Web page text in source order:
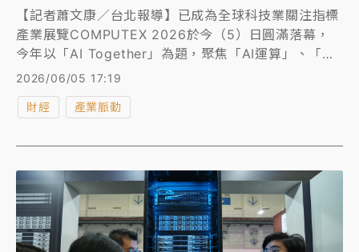
【記者蕭文康／台北報導】已成為全球科技業關注指標
產業展覽COMPUTEX 2026於今（5）日圓滿落幕，
今年以「AI Together」為題，聚焦「AI運算」、「機
器人&智慧移動」及「次世代科技」，匯集全球科技領
導品牌、新創團隊及產業專家，共同展現AI驅動下的創
新成果與未來趨勢。展期間吸引來自全球152個國家/地
本、美國、韓國、中國、香港、新加坡、越南、印度、
泰國及馬來西亞等國家，展現COMPUTEX作為全球AI
產業合作、技術展示與商機媒合的重要平台地位。
2026/06/05 17:19
財經 產業脈動